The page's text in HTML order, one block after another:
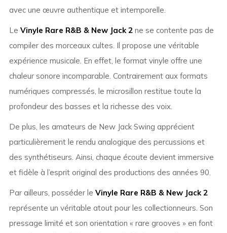
avec une œuvre authentique et intemporelle.
Le Vinyle Rare R&B & New Jack 2ne se contente pas de
compiler des morceaux cultes. Il propose une véritable
expérience musicale. En effet, le format vinyle offre une
chaleur sonore incomparable. Contrairement aux formats
numériques compressés, le microsillon restitue toute la
profondeur des basses et la richesse des voix.
De plus, les amateurs de New Jack Swing apprécient
particulièrement le rendu analogique des percussions et
des synthétiseurs. Ainsi, chaque écoute devient immersive
et fidèle à l’esprit original des productions des années 90.
Par ailleurs, posséder le Vinyle Rare R&B & New Jack 2
représente un véritable atout pour les collectionneurs. Son
pressage limité et son orientation « rare grooves » en font